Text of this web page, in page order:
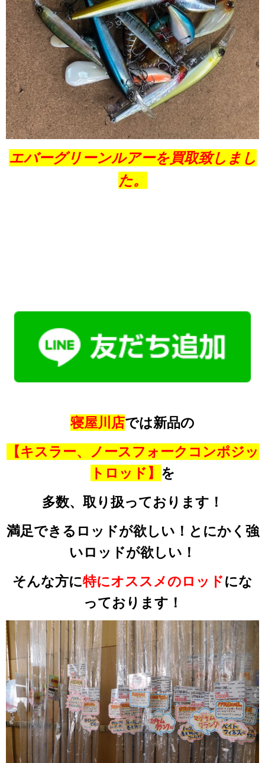
エバーグリーンルアーを買取致しまし
た。
寝屋川店では新品の
【キスラー、ノースフォークコンポジッ
トロッド】 を
多数、取り扱っております！
満足できるロッドが欲しい！とにかく強
いロッドが欲しい！
そんな方に特にオススメのロッドにな
っております！